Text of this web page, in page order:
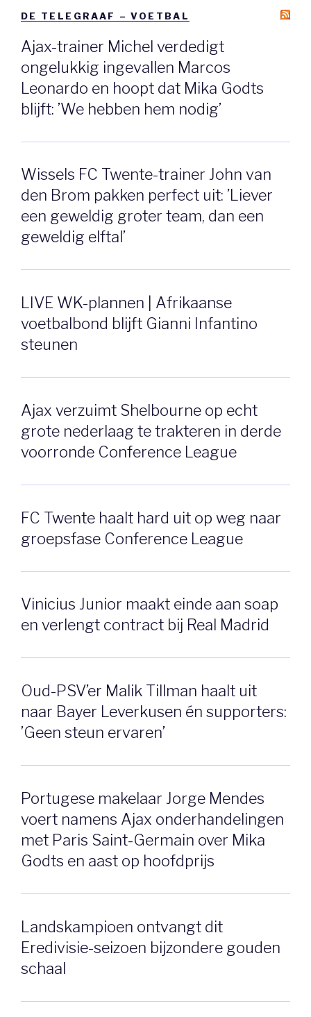
DE TELEGRAAF – VOETBAL
Ajax-trainer Michel verdedigt
ongelukkig ingevallen Marcos
Leonardo en hoopt dat Mika Godts
blijft: ’We hebben hem nodig’
Wissels FC Twente-trainer John van
den Brom pakken perfect uit: ’Liever
een geweldig groter team, dan een
geweldig elftal’
LIVE WK-plannen | Afrikaanse
voetbalbond blijft Gianni Infantino
steunen
Ajax verzuimt Shelbourne op echt
grote nederlaag te trakteren in derde
voorronde Conference League
FC Twente haalt hard uit op weg naar
groepsfase Conference League
Vinicius Junior maakt einde aan soap
en verlengt contract bij Real Madrid
Oud-PSV’er Malik Tillman haalt uit
naar Bayer Leverkusen én supporters:
’Geen steun ervaren’
Portugese makelaar Jorge Mendes
voert namens Ajax onderhandelingen
met Paris Saint-Germain over Mika
Godts en aast op hoofdprijs
Landskampioen ontvangt dit
Eredivisie-seizoen bijzondere gouden
schaal